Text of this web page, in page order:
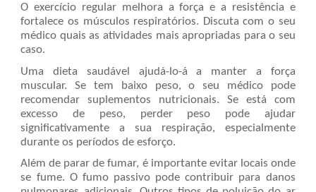
O exercício regular melhora a força e a resistência e
fortalece os músculos respiratórios. Discuta com o seu
médico quais as atividades mais apropriadas para o seu
caso.
Uma dieta saudável ajudá-lo-á a manter a força
muscular. Se tem baixo peso, o seu médico pode
recomendar suplementos nutricionais. Se está com
excesso de peso, perder peso pode ajudar
significativamente a sua respiração, especialmente
durante os períodos de esforço.
Além de parar de fumar, é importante evitar locais onde
se fume. O fumo passivo pode contribuir para danos